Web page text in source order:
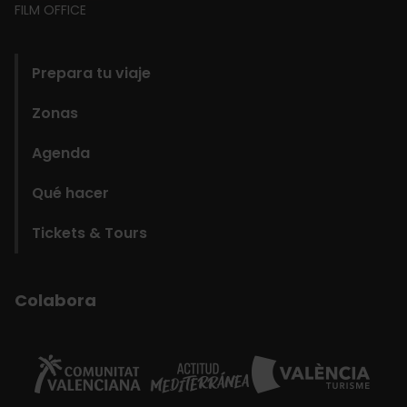
FILM OFFICE
Prepara tu viaje
Zonas
Agenda
Qué hacer
Tickets & Tours
Colabora